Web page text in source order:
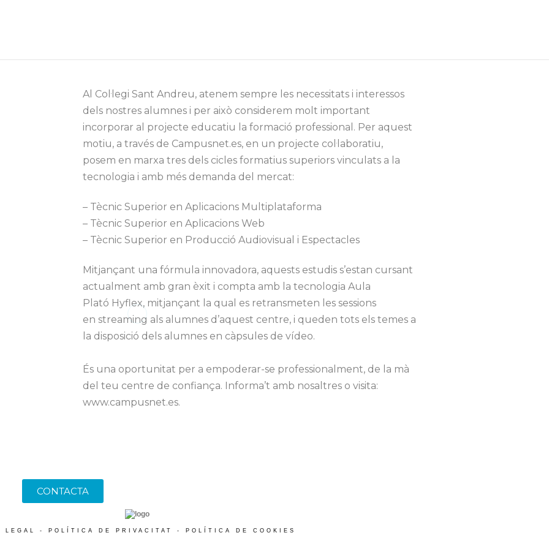
Al Col·legi Sant Andreu, atenem sempre les necessitats i interessos
dels nostres alumnes i per això considerem molt important
incorporar al projecte educatiu la formació professional. Per aquest
motiu, a través de Campusnet.es, en un projecte col·laboratiu,
posem en marxa tres dels cicles formatius superiors vinculats a la
tecnologia i amb més demanda del mercat:
– Tècnic Superior en Aplicacions Multiplataforma
– Tècnic Superior en Aplicacions Web
– Tècnic Superior en Producció Audiovisual i Espectacles
Mitjançant una fórmula innovadora, aquests estudis s’estan cursant
actualment amb gran èxit i compta amb la tecnologia Aula
Plató Hyflex, mitjançant la qual es retransmeten les sessions
en streaming als alumnes d’aquest centre, i queden tots els temes a
la disposició dels alumnes en càpsules de vídeo.
És una oportunitat per a empoderar-se professionalment, de la mà
del teu centre de confiança. Informa’t amb nosaltres o visita:
www.campusnet.es.
CONTACTA
LEGAL - POLÍTICA DE PRIVACITAT - POLÍTICA DE COOKIES